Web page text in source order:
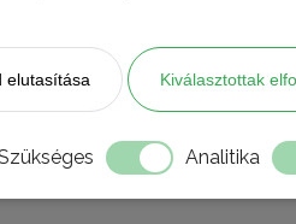
elutasítása Kiválasztottak
Analitika
hanem házhoz is szállítjuk